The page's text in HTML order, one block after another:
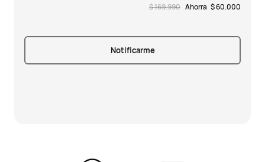
Ahorra $ 60.000
$ 169.990
Notificarme